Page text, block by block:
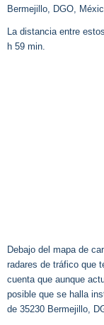
Bermejillo, DGO,
La distancia entre
h 59 min.
Debajo del mapa de
radares de tráfico que
cuenta que aunque
posible que se halla
de 35230 Bermejillo,